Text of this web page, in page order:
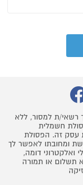
רשאי/ת למסור, ללא
חשמלית
עסק זה. הפסולת
ומחובתו לאפשר לך
דומה,
תשלום או תמורה